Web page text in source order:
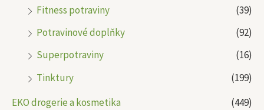
Fitness potraviny
(39)
Potravinové doplňky
(92)
Superpotraviny
(16)
Tinktury
(199)
EKO drogerie a kosmetika
(449)